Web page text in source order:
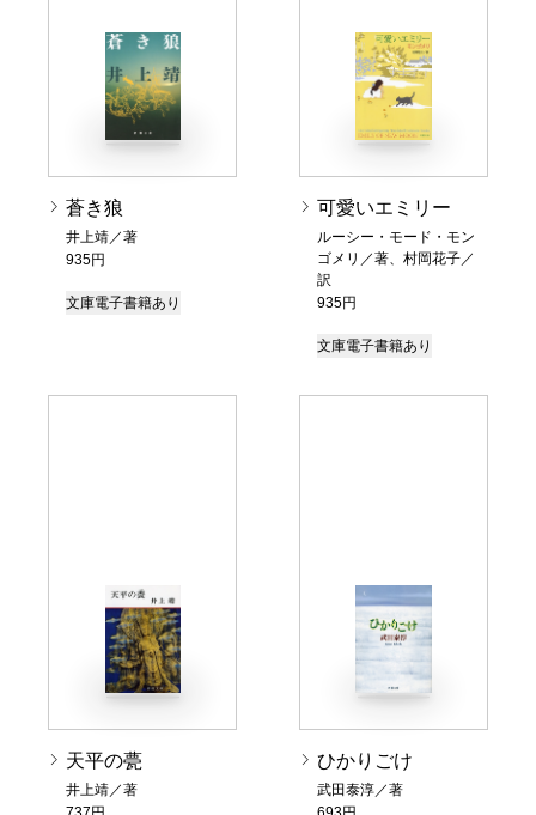
蒼き狼
井上靖／著
935円
文庫電子書籍あり
可愛いエミリー
ルーシー・モード・モン
ゴメリ／著、村岡花子／
訳
935円
文庫電子書籍あり
天平の甍
井上靖／著
ひかりごけ
武田泰淳／著